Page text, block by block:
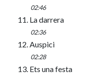
02:46
11. La darrera
02:36
12. Auspici
02:28
13. Ets una festa